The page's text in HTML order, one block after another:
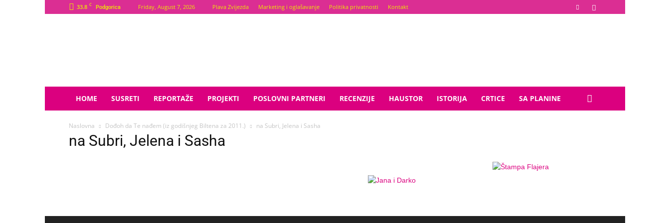
33.8 C Podgorica Friday, August 7, 2026 Plava Zvijezda Marketing i oglašavanje Politika privatnosti Kontakt
HOME SUSRETI REPORTAŽE PROJEKTI POSLOVNI PARTNERI RECENZIJE HAUSTOR ISTORIJA CRTICE SA PLANINE
Naslovna Dođoh da Te nađem (iz godišnjeg Biltena za 2011.) na Subri, Jelena i Sasha
na Subri, Jelena i Sasha